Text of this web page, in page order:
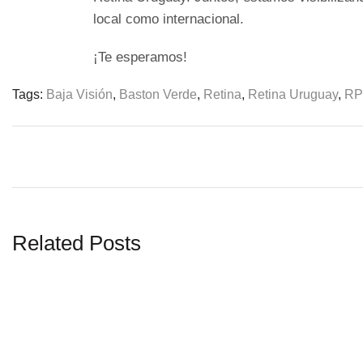
local como internacional.
¡Te esperamos!
Tags: Baja Visión, Baston Verde, Retina, Retina Uruguay,
Related Posts